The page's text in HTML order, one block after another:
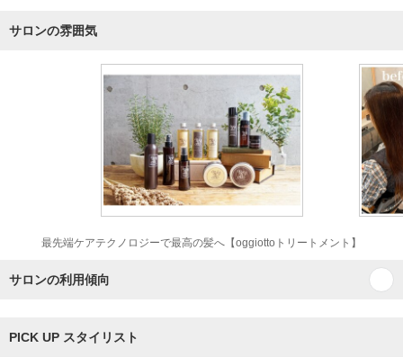
サロンの雰囲気
最先端ケアテクノロジーで最高の髪へ【oggiottoトリートメント】
サロンの利用傾向
PICK UP スタイリスト